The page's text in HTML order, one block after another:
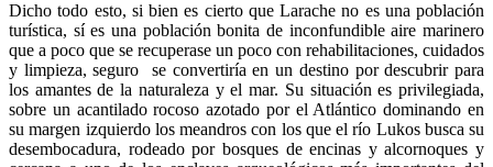
Dicho todo esto, si bien es cierto que Larache no es una población
turística, sí es una población bonita de inconfundible aire marinero
que a poco que se recuperase un poco con rehabilitaciones, cuidados
y limpieza, seguro se convertiría en un destino por descubrir para
los amantes de la naturaleza y el mar. Su situación es privilegiada,
sobre un acantilado rocoso azotado por el Atlántico dominando en
su margen izquierdo los meandros con los que el río Lukos busca su
desembocadura, rodeado por bosques de encinas y alcornoques y